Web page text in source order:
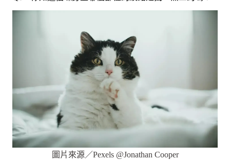
圖片來源／Pexels @Jonathan Cooper